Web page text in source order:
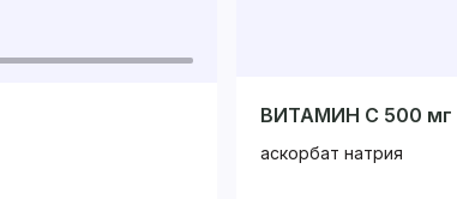
ВИТАМИН С 500 мг
аскорбат натрия